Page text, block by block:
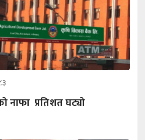
नाफा प्रतिशत घट्यो